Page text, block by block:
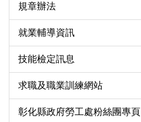
規章辦法
就業輔導資訊
技能檢定訊息
求職及職業訓練網站
彰化縣政府勞工處粉絲團專頁